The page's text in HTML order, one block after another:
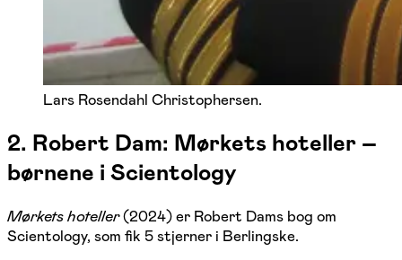
Lars Rosendahl Christophersen.
2. Robert Dam: Mørkets hoteller –
børnene i Scientology
Mørkets hoteller(2024) er Robert Dams bog om
Scientology, som fik 5 stjerner i Berlingske.